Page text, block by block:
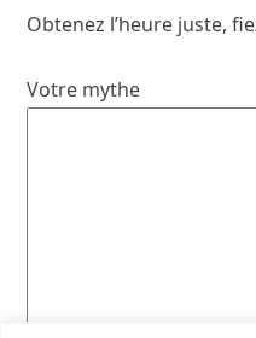
Obtenez l’heure juste,
Votre mythe